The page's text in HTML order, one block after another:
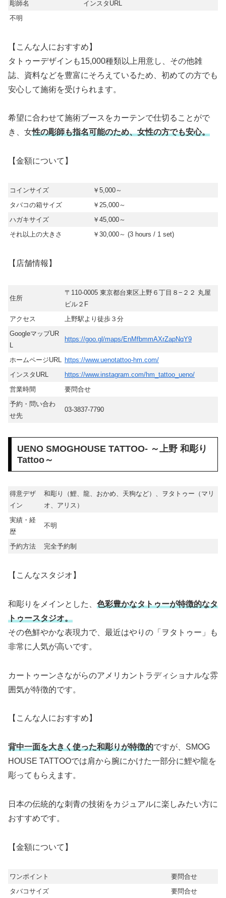
彫師名
インスタURL
不明
【こんな人におすすめ】
タトゥーデザインも15,000種類以上用意し、その他雑
誌、資料などを豊富にそろえているため、初めての方でも
安心して施術を受けられます。
希望に合わせて施術ブースをカーテンで仕切ることがで
き、女性の彫師も指名可能のため、女性の方でも安心。
【金額について】
コインサイズ
￥5,000～
タバコの箱サイズ
￥25,000～
ハガキサイズ
￥45,000～
それ以上の大きさ
￥30,000～ (3 hours / 1 set)
【店舗情報】
住所
〒110-0005 東京都台東区上野６丁目８−２２ 丸屋
ビル２F
アクセス
上野駅より徒歩３分
GoogleマップUR
L
https://goo.gl/maps/EnMfbmmAXrZapNqY9
ホームページURL
https://www.uenotattoo-hm.com/
インスタURL
https://www.instagram.com/hm_tattoo_ueno/
営業時間
要問合せ
予約・問い合わ
せ先
03-3837-7790
UENO SMOGHOUSE TATTOO- ～上野 和彫り
Tattoo～
得意デザ
イン
和彫り（鯉、龍、おかめ、天狗など）、ヲタトゥー（マリ
オ、アリス）
実績・経
歴
不明
予約方法 完全予約制
【こんなスタジオ】
和彫りをメインとした、 色彩豊かなタトゥーが特徴的なタ
トゥースタジオ。
その色鮮やかな表現力で、最近はやりの「ヲタトゥー」も
非常に人気が高いです。
カートゥーンさながらのアメリカントラディショナルな雰
囲気が特徴的です。
【こんな人におすすめ】
背中一面を大きく使った和彫りが特徴的ですが、SMOG
HOUSE TATTOOでは肩から腕にかけた一部分に鯉や龍を
彫ってもらえます。
日本の伝統的な刺青の技術をカジュアルに楽しみたい方に
おすすめです。
【金額について】
ワンポイント
要問合せ
タバコサイズ
要問合せ